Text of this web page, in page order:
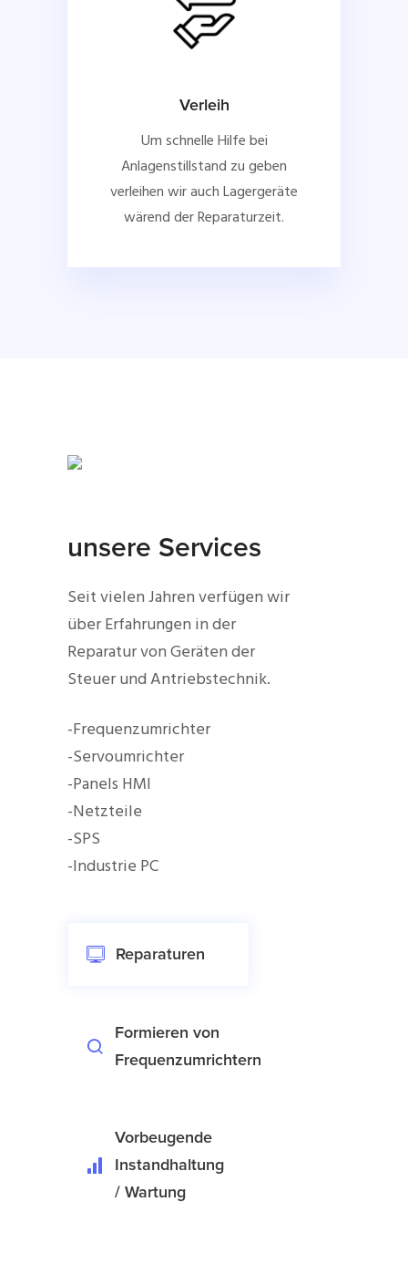
Verleih
Um schnelle Hilfe bei
Anlagenstillstand zu geben
verleihen wir auch Lagergeräte
wärend der Reparaturzeit.
unsere Services
Seit vielen Jahren verfügen wir
über Erfahrungen in der
Reparatur von Geräten der
Steuer und Antriebstechnik.
-Frequenzumrichter
-Servoumrichter
-Panels HMI
-Netzteile
-SPS
-Industrie PC
Reparaturen
Formieren von
Frequenzumrichtern
Vorbeugende
Instandhaltung
/ Wartung